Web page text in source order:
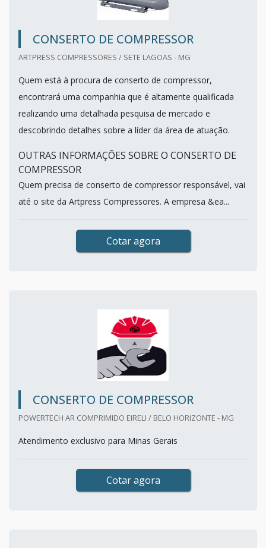
CONSERTO DE COMPRESSOR
ARTPRESS COMPRESSORES / SETE LAGOAS - MG
Quem está à procura de conserto de compressor,
encontrará uma companhia que é altamente qualificada
realizando uma detalhada pesquisa de mercado e
descobrindo detalhes sobre a líder da área de atuação.
OUTRAS INFORMAÇÕES SOBRE O CONSERTO DE
COMPRESSOR
Quem precisa de conserto de compressor responsável, vai
até o site da Artpress Compressores. A empresa &ea...
Cotar agora
CONSERTO DE COMPRESSOR
POWERTECH AR COMPRIMIDO EIRELI / BELO HORIZONTE - MG
Atendimento exclusivo para Minas Gerais
Cotar agora